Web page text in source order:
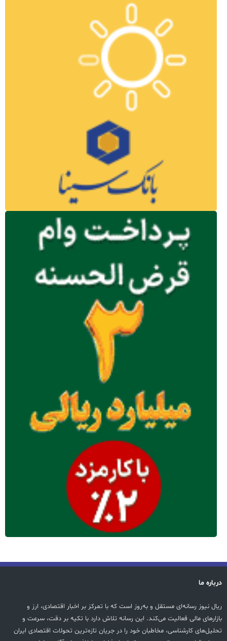
درباره ما
ریال نیوز رسانه‌ای مستقل و به‌روز است که با تمرکز بر اخبار اقتصادی، ارز و
بازارهای مالی فعالیت می‌کند. این رسانه تلاش دارد با تکیه بر دقت، سرعت و
تحلیل‌های کارشناسی، مخاطبان خود را در جریان تازه‌ترین تحولات اقتصادی ایران